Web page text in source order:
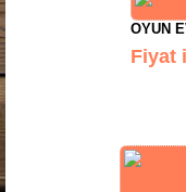
OYUN
Fiyat